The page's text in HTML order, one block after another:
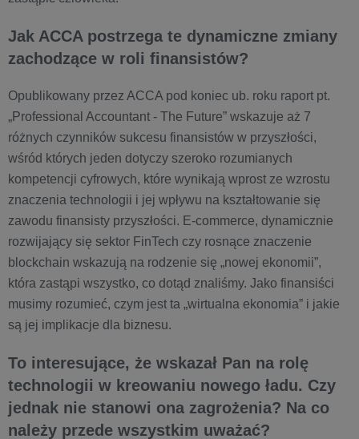
Jak ACCA postrzega te dynamiczne zmiany
zachodzące w roli finansistów?
Opublikowany przez ACCA pod koniec ub. roku raport pt.
„Professional Accountant - The Future” wskazuje aż 7
różnych czynników sukcesu finansistów w przyszłości,
wśród których jeden dotyczy szeroko rozumianych
kompetencji cyfrowych, które wynikają wprost ze wzrostu
znaczenia technologii i jej wpływu na kształtowanie się
zawodu finansisty przyszłości. E-commerce, dynamicznie
rozwijający się sektor FinTech czy rosnące znaczenie
blockchain wskazują na rodzenie się „nowej ekonomii”,
która zastąpi wszystko, co dotąd znaliśmy. Jako finansiści
musimy rozumieć, czym jest ta „wirtualna ekonomia” i jakie
są jej implikacje dla biznesu.
To interesujące, że wskazał Pan na rolę
technologii w kreowaniu nowego ładu. Czy
jednak nie stanowi ona zagrożenia? Na co
należy przede wszystkim uważać?